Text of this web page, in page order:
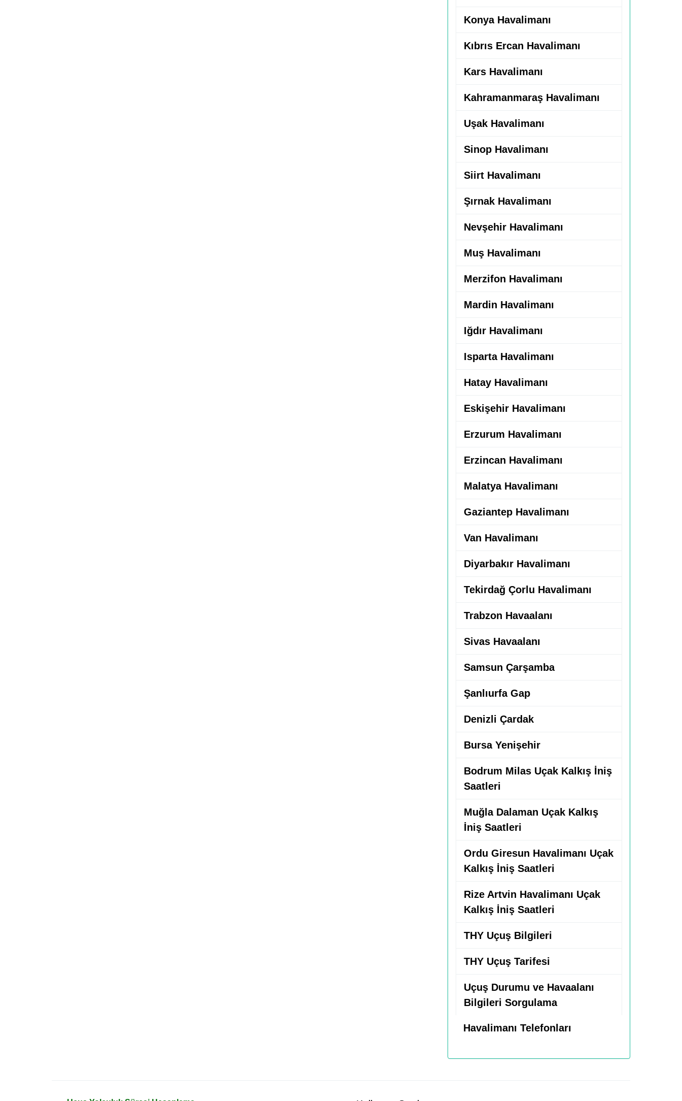
Konya Havalimanı
Kıbrıs Ercan Havalimanı
Kars Havalimanı
Kahramanmaraş Havalimanı
Uşak Havalimanı
Sinop Havalimanı
Siirt Havalimanı
Şırnak Havalimanı
Nevşehir Havalimanı
Muş Havalimanı
Merzifon Havalimanı
Mardin Havalimanı
Iğdır Havalimanı
Isparta Havalimanı
Hatay Havalimanı
Eskişehir Havalimanı
Erzurum Havalimanı
Erzincan Havalimanı
Malatya Havalimanı
Gaziantep Havalimanı
Van Havalimanı
Diyarbakır Havalimanı
Tekirdağ Çorlu Havalimanı
Trabzon Havaalanı
Sivas Havaalanı
Samsun Çarşamba
Şanlıurfa Gap
Denizli Çardak
Bursa Yenişehir
Bodrum Milas Uçak Kalkış İniş
Saatleri
Muğla Dalaman Uçak Kalkış
İniş Saatleri
Ordu Giresun Havalimanı Uçak
Kalkış İniş Saatleri
Rize Artvin Havalimanı Uçak
Kalkış İniş Saatleri
THY Uçuş Bilgileri
THY Uçuş Tarifesi
Uçuş Durumu ve Havaalanı
Bilgileri Sorgulama
Havalimanı Telefonları